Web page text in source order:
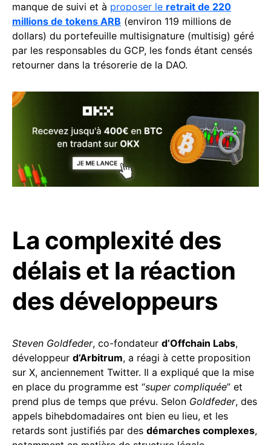
manque de suivi et à proposer le retrait de 220
millions de tokens ARB (environ 119 millions de
dollars) du portefeuille multisignature (multisig) géré
par les responsables du GCP, les fonds étant censés
retourner dans la trésorerie de la DAO.
La complexité des
délais et la réaction
des développeurs
Steven Goldfeder, co-fondateur d’Offchain Labs,
développeur d’Arbitrum, a réagi à cette proposition
sur X, anciennement Twitter. Il a expliqué que la mise
en place du programme est “super compliquée” et
prend plus de temps que prévu. Selon Goldfeder, des
appels bihebdomadaires ont bien eu lieu, et les
retards sont justifiés par des démarches complexes,